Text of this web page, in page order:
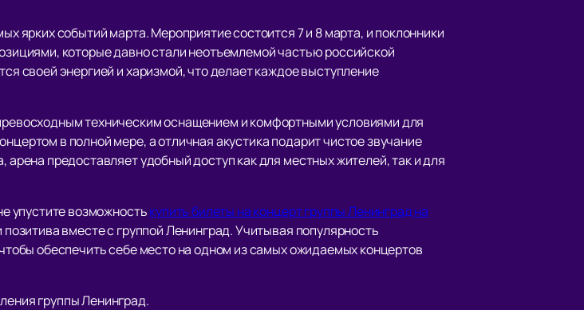
ярких событий марта. Мероприятие состоится 7 и 8 марта, и поклонники
которые давно стали неотъемлемой частью российской
своей энергией и харизмой, что делает каждое выступление
техническим оснащением и комфортными условиями для
в полной мере, а отличная акустика подарит чистое звучание
предоставляет удобный доступ как для местных жителей, так и для
упустите возможностькупить билеты на концерт группы Ленинград на
вместе с группой Ленинград. Учитывая популярность
обеспечить себе место на одном из самых ожидаемых концертов
группы Ленинград.